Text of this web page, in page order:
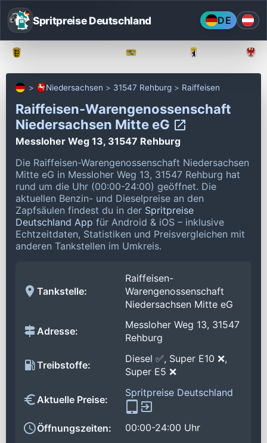
Spritpreise Deutschland DE
Niedersachsen 31547 Rehburg Raiffeisen
Raiffeisen-Warengenossenschaft
Niedersachsen Mitte eG
Messloher Weg 13, 31547 Rehburg
Die Raiffeisen-Warengenossenschaft Niedersachsen
Mitte eG in Messloher Weg 13, 31547 Rehburg hat
rund um die Uhr (00:00-24:00) geöffnet. Die
aktuellen Benzin- und Dieselpreise an den
Zapfsäulen findest du in der Spritpreise
Deutschland App für Android & iOS – inklusive
Echtzeitdaten, Statistiken und Preisvergleichen mit
anderen Tankstellen im Umkreis.
Tankstelle:
Raiffeisen-
Warengenossenschaft
Niedersachsen Mitte eG
Adresse:
Messloher Weg 13, 31547
Rehburg
Treibstoffe:
Diesel ✅, Super E10 ❌,
Super E5 ❌
Aktuelle Preise:
Spritpreise Deutschland
Öffnungszeiten:
00:00-24:00 Uhr